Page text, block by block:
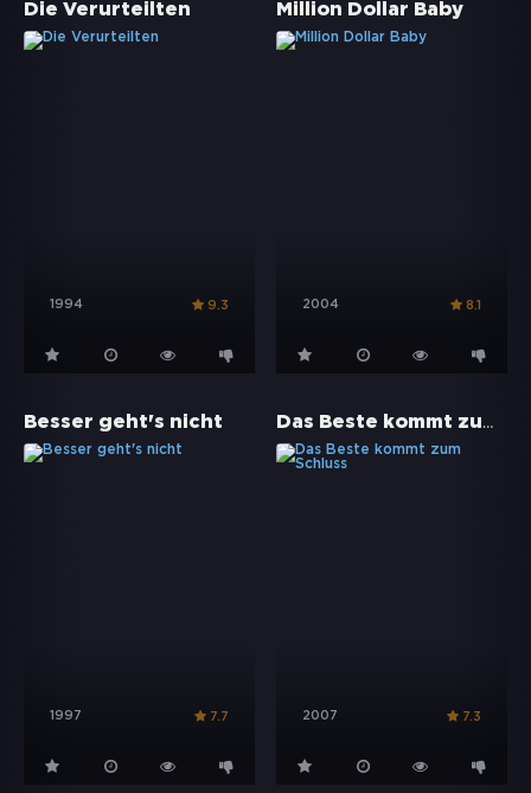
Die Verurteilten
1994 9.3
Million Dollar Baby
2004 8.1
Besser geht's nicht
1997 7.7
Das Beste kommt zum Schluss
2007 7.3